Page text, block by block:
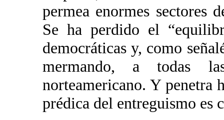
permea enormes sectores
Se ha perdido el
democráticas y, como
mermando, a todas
norteamericano. Y penetra
prédica del entreguismo es